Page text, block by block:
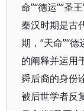
命”“德运”“圣
秦汉时期是古
期，“天命”“
的阐释并运用
舜后裔的身份
被后世学者反